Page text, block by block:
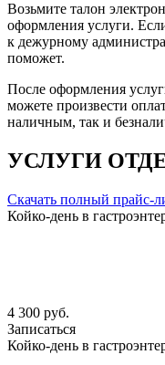
Возьмите талон
оформления услуги.
к дежурному
поможет.
После оформления
можете произвести
наличным, так и
УСЛУГИ
Скачать полный прайс-
Койко-день в
4 300 руб.
Записаться
Койко-день в